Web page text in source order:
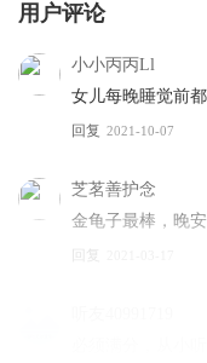
用户评论
小小丙丙Ll
女儿每晚睡觉前
回复 2021-10-07
芝茗善护念
金龟子最棒，晚
回复